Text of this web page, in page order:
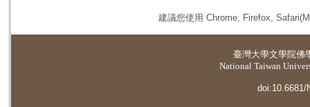
建議您使用 Chrome, Firefox,
臺灣大學文學院佛
National Taiwan
doi:10.6681/